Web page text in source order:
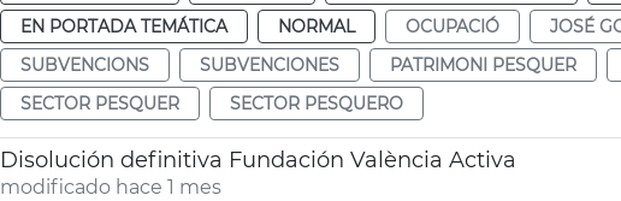
EN PORTADA TEMÁTICA
NORMAL OCUPACIÓ JOSÉ
SUBVENCIONS
SUBVENCIONES PATRIMONI PESQUER
SECTOR PESQUER
SECTOR PESQUERO
Disolución definitiva Fundación València Activa
modificado hace 1 mes